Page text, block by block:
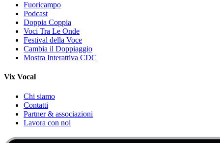
Fuoricampo
Podcast
Doppia Coppia
Voci Tra Le Onde
Festival della Voce
Cambia il Doppiaggio
Mostra Interattiva CDC
Vix Vocal
Chi siamo
Contatti
Partner & associazioni
Lavora con noi